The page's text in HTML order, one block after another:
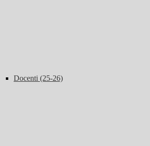
Docenti (25-26)